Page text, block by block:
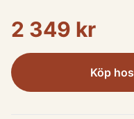
2 349 kr
Köp hos